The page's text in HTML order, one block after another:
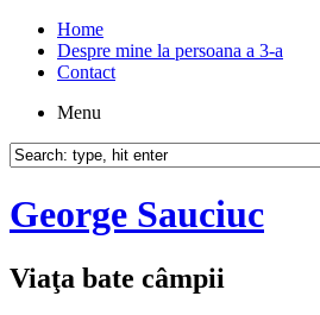
Home
Despre mine la persoana a 3-a
Contact
Menu
George Sauciuc
Viaţa bate câmpii